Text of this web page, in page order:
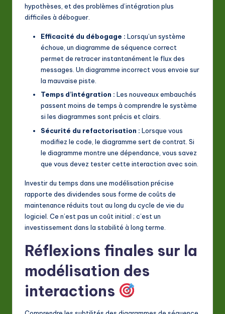
hypothèses, et des problèmes d’intégration plus
difficiles à déboguer.
Efficacité du débogage : Lorsqu’un système
échoue, un diagramme de séquence correct
permet de retracer instantanément le flux des
messages. Un diagramme incorrect vous envoie sur
la mauvaise piste.
Temps d’intégration : Les nouveaux embauchés
passent moins de temps à comprendre le système
si les diagrammes sont précis et clairs.
Sécurité du refactorisation : Lorsque vous
modifiez le code, le diagramme sert de contrat. Si
le diagramme montre une dépendance, vous savez
que vous devez tester cette interaction avec soin.
Investir du temps dans une modélisation précise
rapporte des dividendes sous forme de coûts de
maintenance réduits tout au long du cycle de vie du
logiciel. Ce n’est pas un coût initial ; c’est un
investissement dans la stabilité à long terme.
Réflexions finales sur la
modélisation des
interactions